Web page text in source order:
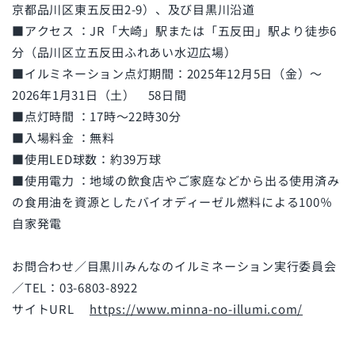
京都品川区東五反田2-9）、及び目黒川沿道
■アクセス ：JR「大崎」駅または「五反田」駅より徒歩6
分（品川区立五反田ふれあい水辺広場）
■イルミネーション点灯期間：2025年12月5日（金）〜
2026年1月31日（土） 58日間
■点灯時間 ：17時〜22時30分
■入場料金 ：無料
■使用LED球数：約39万球
■使用電力 ：地域の飲食店やご家庭などから出る使用済み
の食用油を資源としたバイオディーゼル燃料による100％
自家発電
お問合わせ／目黒川みんなのイルミネーション実行委員会
／TEL：03-6803-8922
サイトURL https://www.minna-no-illumi.com/